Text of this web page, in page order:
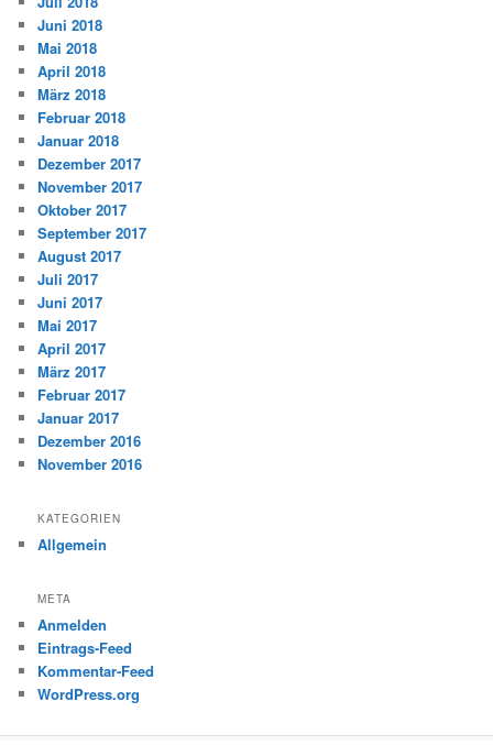
Juni 2018
Mai 2018
April 2018
März 2018
Februar 2018
Januar 2018
Dezember 2017
November 2017
Oktober 2017
September 2017
August 2017
Juli 2017
Juni 2017
Mai 2017
April 2017
März 2017
Februar 2017
Januar 2017
Dezember 2016
November 2016
KATEGORIEN
Allgemein
META
Anmelden
Eintrags-Feed
Kommentar-Feed
WordPress.org